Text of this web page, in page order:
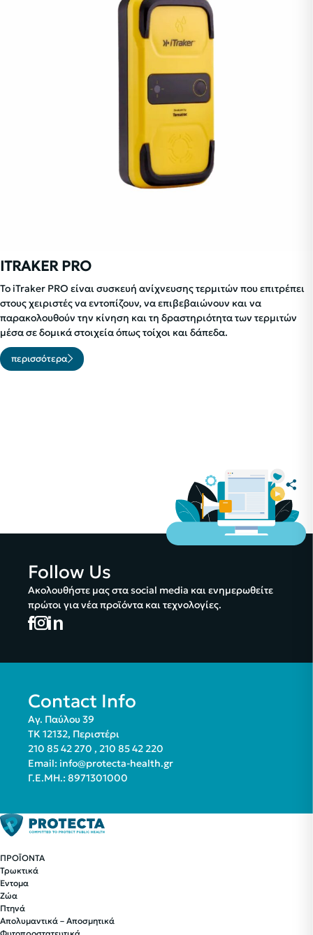
ITRAKER PRO
Το iTraker PRO είναι συσκευή ανίχνευσης τερμιτών που επιτρέπει
στους χειριστές να εντοπίζουν, να επιβεβαιώνουν και να
παρακολουθούν την κίνηση και τη δραστηριότητα των τερμιτών
μέσα σε δομικά στοιχεία όπως τοίχοι και δάπεδα.
περισσότερα
Follow Us
Ακολουθήστε μας στα social media και ενημερωθείτε
πρώτοι για νέα προϊόντα και τεχνολογίες.
Contact Info
Αγ. Παύλου 39
ΤΚ 12132, Περιστέρι
210 85 42 270 , 210 85 42 220
Email: info@protecta-health.gr
Γ.Ε.ΜΗ.: 8971301000
ΠΡΟΪΟΝΤΑ
Τρωκτικά
Έντομα
Ζώα
Πτηνά
Απολυμαντικά – Αποσμητικά